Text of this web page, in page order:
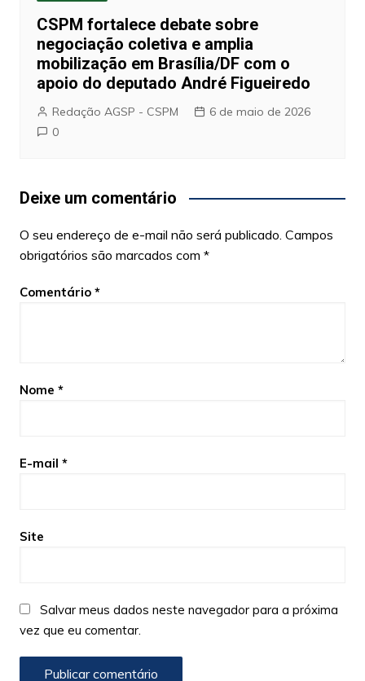
CSPM fortalece debate sobre
negociação coletiva e amplia
mobilização em Brasília/DF com o
apoio do deputado André Figueiredo
Redação AGSP - CSPM
6 de maio de 2026
0
Deixe um comentário
O seu endereço de e-mail não será publicado. Campos
obrigatórios são marcados com *
Comentário *
Nome *
E-mail *
Site
Salvar meus dados neste navegador para a próxima
vez que eu comentar.